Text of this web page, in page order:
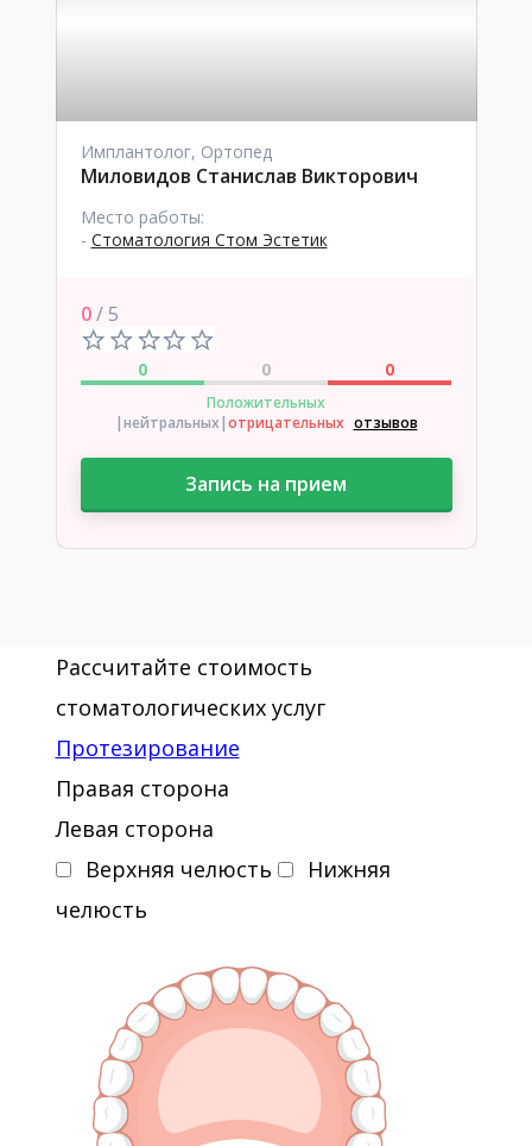
Имплантолог, Ортопед
Миловидов Станислав Викторович
Место работы:
- Стоматология Стом Эстетик
0/ 5
0 0 0
Положительных
|нейтральных|отрицательных отзывов
Запись на прием
Рассчитайте стоимость
стоматологических услуг
Протезирование
Правая сторона
Левая сторона
Верхняя челюсть
Нижняя
челюсть